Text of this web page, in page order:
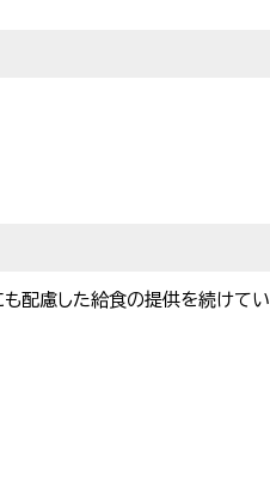
配慮した給食の提供を続けてい